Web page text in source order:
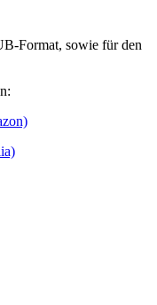
Format, sowie für den